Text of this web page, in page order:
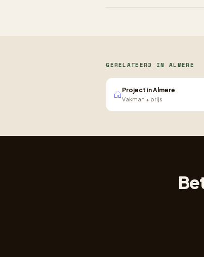
GERELATEERD IN ALMERE
Project in Almere
Vakman + prijs